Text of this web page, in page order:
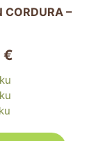
–
€